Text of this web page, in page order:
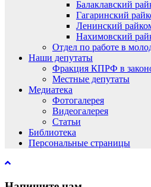
Балаклавский
Гагаринский
Ленинский
Нахимовский
Отдел по работе в
Наши депутаты
Фракция КПРФ в
Местные депутаты
Медиатека
Фотогалерея
Видеогалерея
Статьи
Библиотека
Персональные страницы